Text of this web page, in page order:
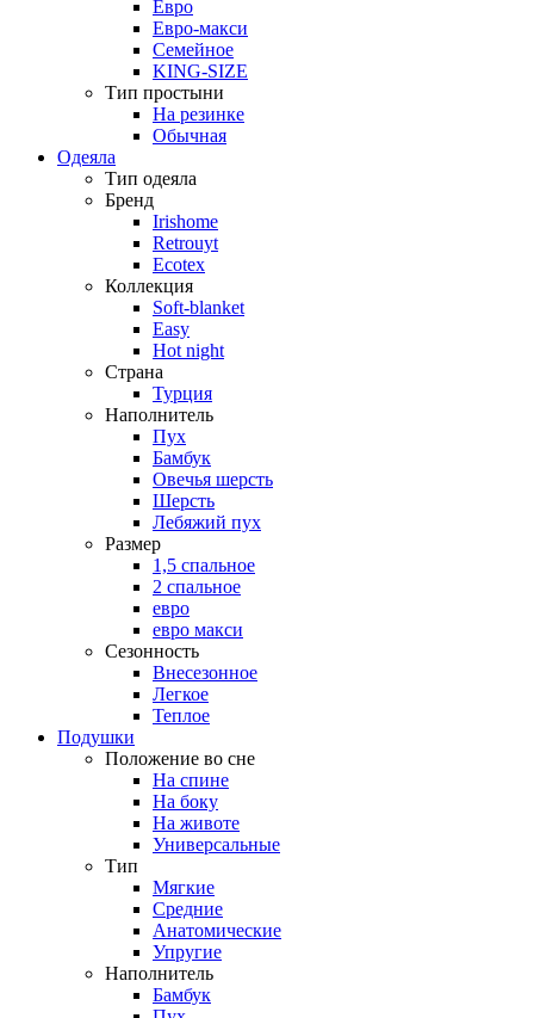
Евро
Евро-макси
Семейное
KING-SIZE
Тип простыни
На резинке
Обычная
Одеяла
Тип одеяла
Бренд
Irishome
Retrouyt
Ecotex
Коллекция
Soft-blanket
Easy
Hot night
Страна
Турция
Наполнитель
Пух
Бамбук
Овечья шерсть
Шерсть
Лебяжий пух
Размер
1,5 спальное
2 спальное
евро
евро макси
Сезонность
Внесезонное
Легкое
Теплое
Подушки
Положение во сне
На спине
На боку
На животе
Универсальные
Тип
Мягкие
Средние
Анатомические
Упругие
Наполнитель
Бамбук